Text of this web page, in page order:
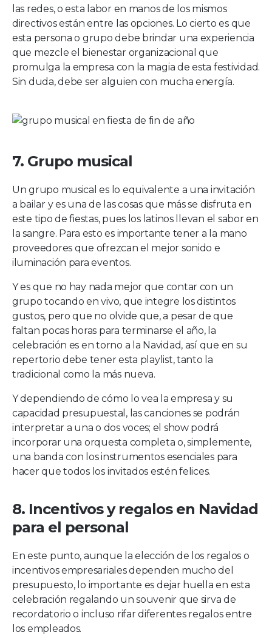
las redes, o esta labor en manos de los mismos
directivos están entre las opciones. Lo cierto es que
esta persona o grupo debe brindar una experiencia
que mezcle el bienestar organizacional que
promulga la empresa con la magia de esta festividad.
Sin duda, debe ser alguien con mucha energía.
7. Grupo musical
Un grupo musical es lo equivalente a una invitación
a bailar y es una de las cosas que más se disfruta en
este tipo de fiestas, pues los latinos llevan el sabor en
la sangre. Para esto es importante tener a la mano
proveedores que ofrezcan el mejor sonido e
iluminación para eventos.
Y es que no hay nada mejor que contar con un
grupo tocando en vivo, que integre los distintos
gustos, pero que no olvide que, a pesar de que
faltan pocas horas para terminarse el año, la
celebración es en torno a la Navidad, así que en su
repertorio debe tener esta playlist, tanto la
tradicional como la más nueva.
Y dependiendo de cómo lo vea la empresa y su
capacidad presupuestal, las canciones se podrán
interpretar a una o dos voces; el show podrá
incorporar una orquesta completa o, simplemente,
una banda con los instrumentos esenciales para
hacer que todos los invitados estén felices.
8. Incentivos y regalos en Navidad
para el personal
En este punto, aunque la elección de los regalos o
incentivos empresariales dependen mucho del
presupuesto, lo importante es dejar huella en esta
celebración regalando un souvenir que sirva de
recordatorio o incluso rifar diferentes regalos entre
los empleados.